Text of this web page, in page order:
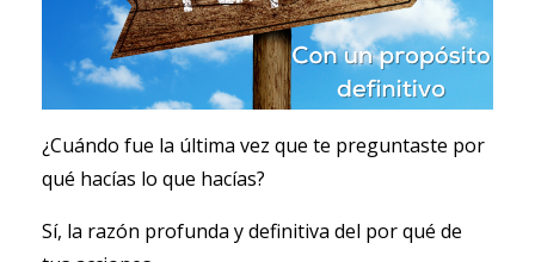
¿Cuándo fue la última vez que te preguntaste por
qué hacías lo que hacías?
Sí, la razón profunda y definitiva del por qué de